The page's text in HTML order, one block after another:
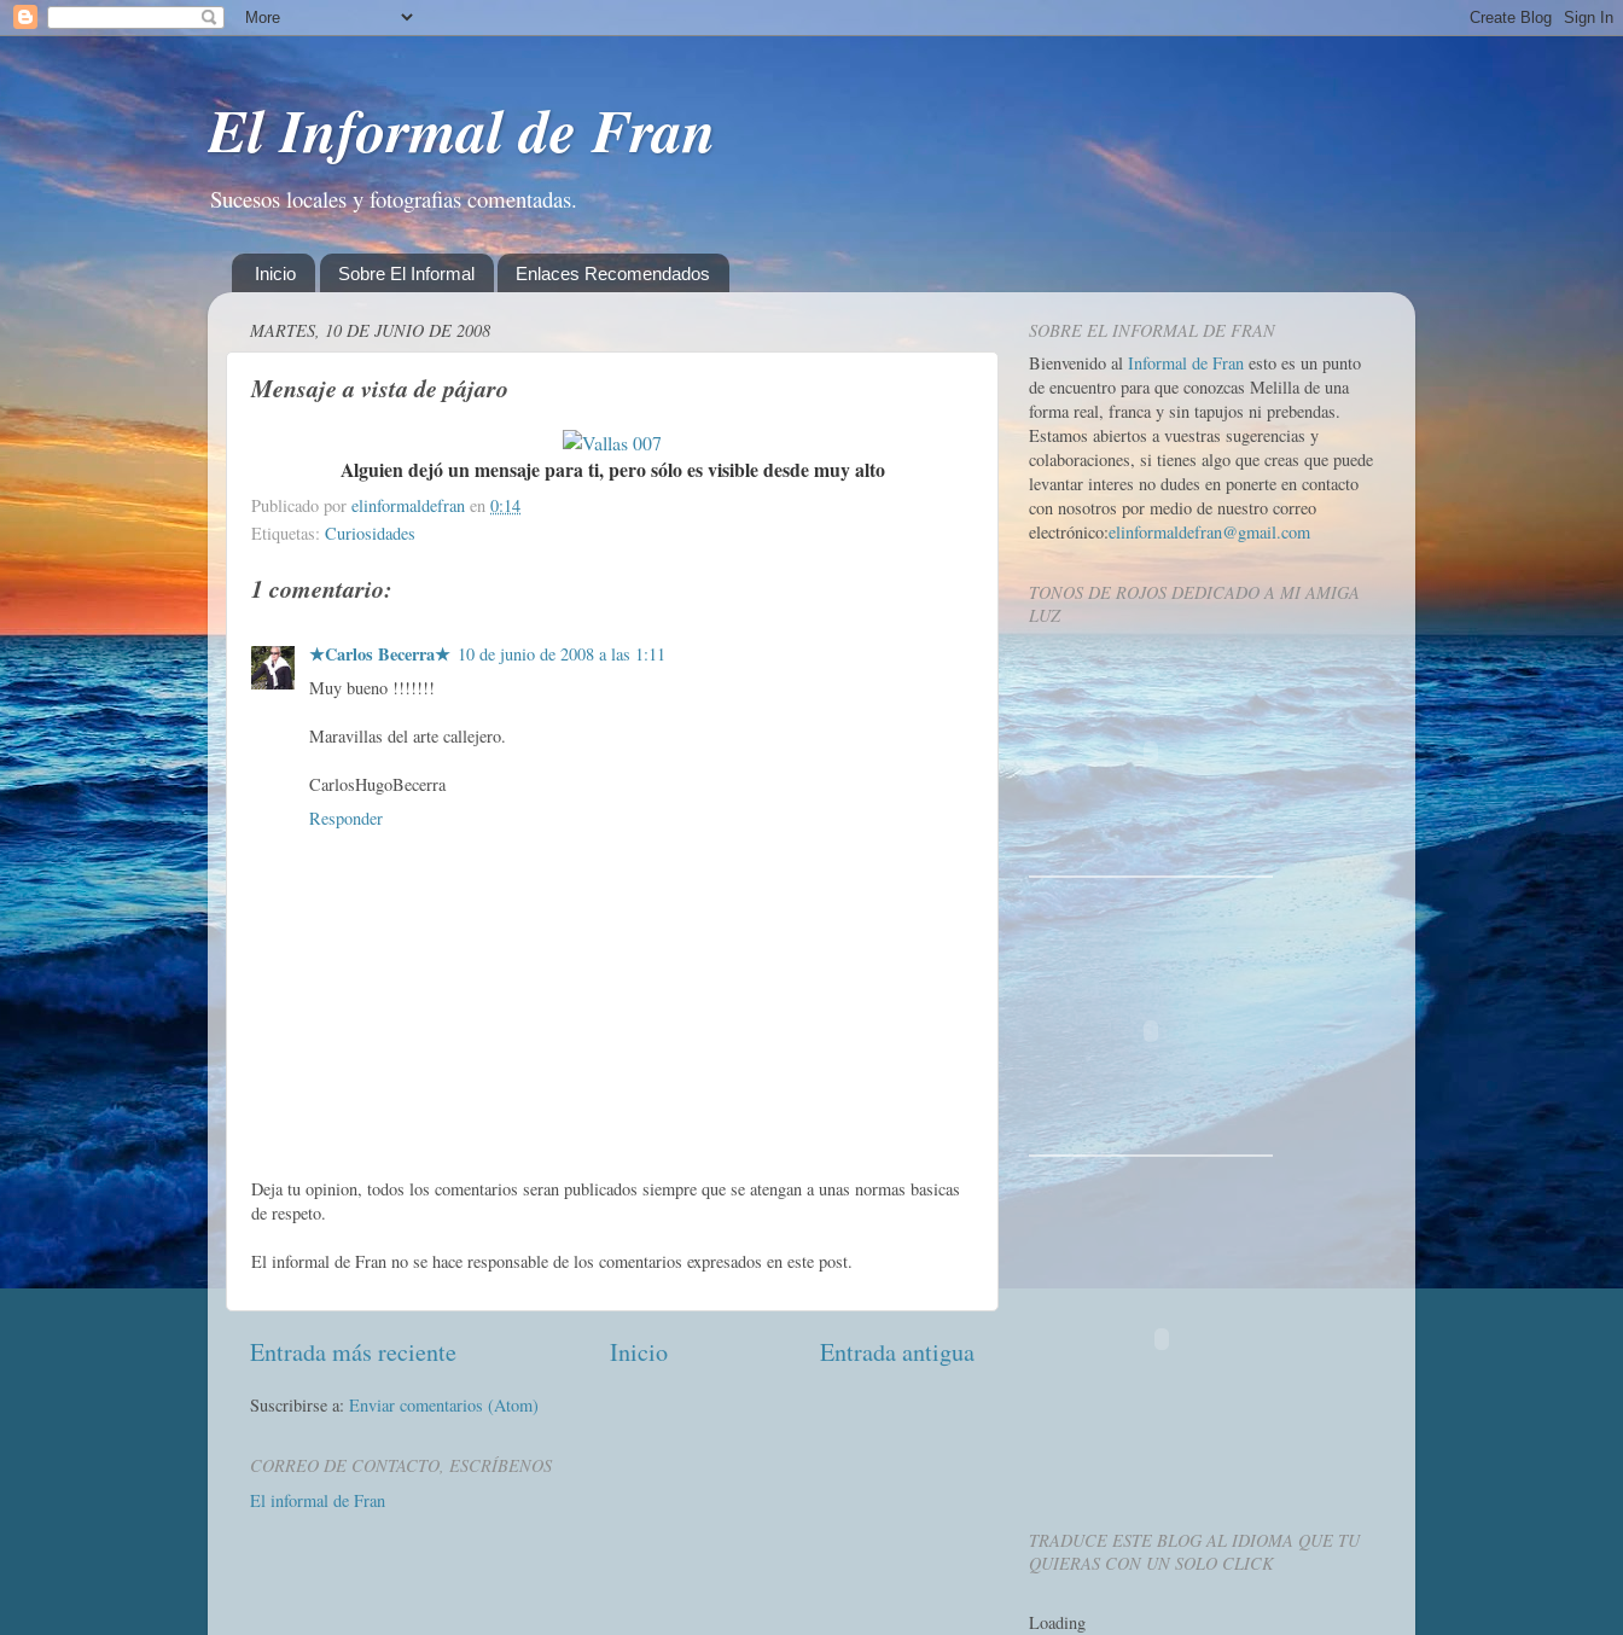
El Informal de Fran
Sucesos locales y fotografias comentadas.
Inicio Sobre El Informal Enlaces Recomendados
MARTES, 10 DE JUNIO DE 2008
Mensaje a vista de pájaro
Alguien dejó un mensaje para ti, pero sólo es visible desde muy alto
Publicado por elinformaldefran en 0:14
Etiquetas: Curiosidades
1 comentario:
★Carlos Becerra★ 10 de junio de 2008 a las 1:11
Muy bueno !!!!!!!
Maravillas del arte callejero.
CarlosHugoBecerra
Responder
Deja tu opinion, todos los comentarios seran publicados siempre que se atengan a unas normas basicas
de respeto.
El informal de Fran no se hace responsable de los comentarios expresados en este post.
Entrada más reciente Entrada antigua
Inicio
Suscribirse a: Enviar comentarios (Atom)
CORREO DE CONTACTO, ESCRÍBENOS
El informal de Fran
SOBRE EL INFORMAL DE FRAN
Bienvenido al Informal de Fran esto es un punto
de encuentro para que conozcas Melilla de una
forma real, franca y sin tapujos ni prebendas.
Estamos abiertos a vuestras sugerencias y
colaboraciones, si tienes algo que creas que puede
levantar interes no dudes en ponerte en contacto
con nosotros por medio de nuestro correo
electrónico:elinformaldefran@gmail.com
TONOS DE ROJOS DEDICADO A MI AMIGA
LUZ
TRADUCE ESTE BLOG AL IDIOMA QUE TU
QUIERAS CON UN SOLO CLICK
Loading